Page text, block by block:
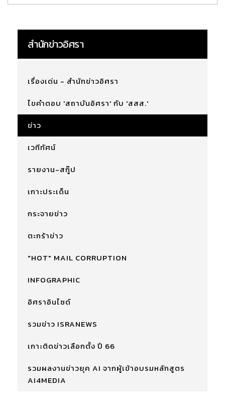
สำนักข่าวอิศรา
เรื่องเด่น - สำนักข่าวอิศรา
ไขคำตอบ 'สถาบันอิศรา' กับ 'สสส.'
ข่าว
เวทีทัศน์
รายงาน-สกู๊ป
เกาะประเด็น
กระจายข่าว
ตะกร้าข่าว
"HOT" MAIL CORRUPTION
INFOGRAPHIC
อิศราอินไซด์
รวมข่าว ISRANEWS
เกาะติดข่าวเลือกตั้ง ปี 66
รวมผลงานข่าวยุค AI จากผู้เข้าอบรมหลักสูตร
AI4MEDIA